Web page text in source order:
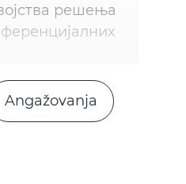
решења
Angažovanja